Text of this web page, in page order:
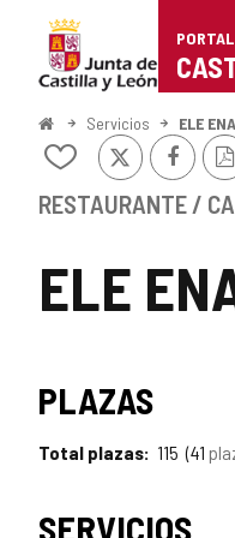
Portal
de
Turismo
Castilla
León
InicioServicios ELE
ELE
Añadir/quitar
mis
X
RESTAURANTE /
PLAZAS
Total plazas 115 41
SERVICIOS